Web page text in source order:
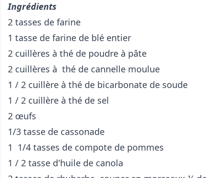
Ingrédients
2 tasses de farine
1 tasse de farine de blé entier
2 cuillères à thé de poudre à pâte
2 cuillères à thé de cannelle moulue
1 / 2 cuillère à thé de bicarbonate de soude
1 / 2 cuillère à thé de sel
2 œufs
1/3 tasse de cassonade
1 1/4 tasses de compote de pommes
1 / 2 tasse d'huile de canola